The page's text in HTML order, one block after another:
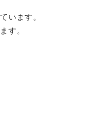
います。
す。